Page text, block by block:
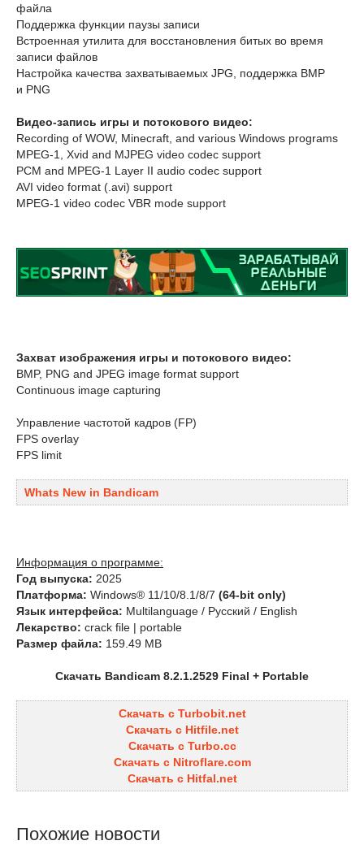
файла
Поддержка функции паузы записи
Встроенная утилита для восстановления битых во время
записи файлов
Настройка качества захватываемых JPG, поддержка BMP
и PNG
Видео-запись игры и потокового видео:
Recording of WOW, Minecraft, and various Windows programs
MPEG-1, Xvid and MJPEG video codec support
PCM and MPEG-1 Layer II audio codec support
AVI video format (.avi) support
MPEG-1 video codec VBR mode support
Захват изображения игры и потокового видео:
BMP, PNG and JPEG image format support
Continuous image capturing
Управление частотой кадров (FP)
FPS overlay
FPS limit
Whats New in Bandicam
Информация о программе:
Год выпуска: 2025
Платформа: Windows® 11/10/8.1/8/7 (64-bit only)
Язык интерфейса: Multilanguage / Русский / English
Лекарство: crack file | portable
Размер файла: 159.49 MB
Скачать Bandicam 8.2.1.2529 Final + Portable
Скачать с Turbobit.net
Скачать с Hitfile.net
Скачать с Turbo.cc
Скачать с Nitroflare.com
Скачать с Hitfal.net
Похожие новости